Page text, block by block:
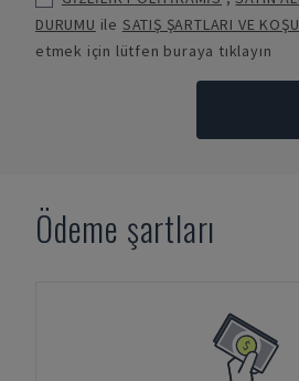
DURUMU ile SATIŞ ŞARTLARI VE
etmek için lütfen buraya tıklayın
Ödeme şartları